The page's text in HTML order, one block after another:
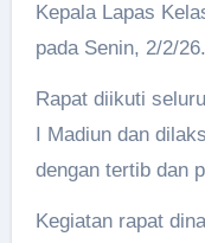
Kepala Lapas
pada Senin, 2/2/26.
Rapat diikuti
I Madiun dan
dengan tertib dan
Kegiatan rapat